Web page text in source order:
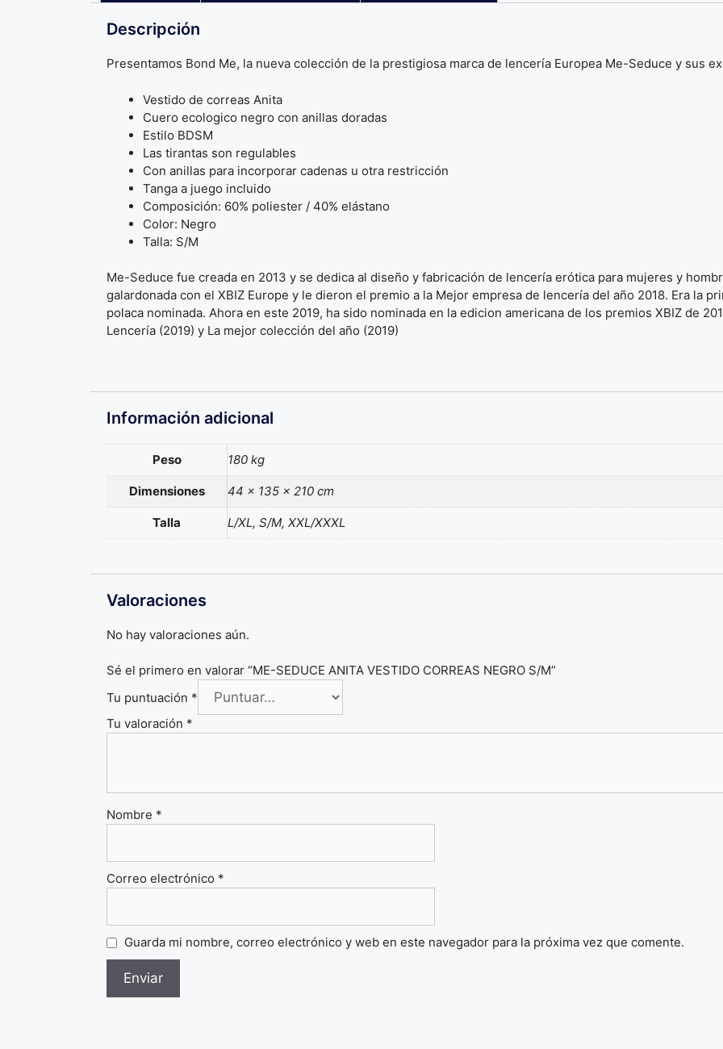
Descripción
Presentamos Bond Me, la nueva colección de la prestigiosa marca de lencería Europea Me-Seduce y sus
Vestido de correas Anita
Cuero ecologico negro con anillas doradas
Estilo BDSM
Las tirantas son regulables
Con anillas para incorporar cadenas u otra restricción
Tanga a juego incluido
Composición: 60% poliester / 40% elástano
Color: Negro
Talla: S/M
Me-Seduce fue creada en 2013 y se dedica al diseño y fabricación de lencería erótica para mujeres y
galardonada con el XBIZ Europe y le dieron el premio a la Mejor empresa de lencería del año 2018. Era la
polaca nominada. Ahora en este 2019, ha sido nominada en la edicion americana de los premios XBIZ de
Lencería (2019) y La mejor colección del año (2019)
Información adicional
Peso 180 kg
Dimensiones 44 × 135 × 210 cm
Talla L/XL, S/M, XXL/XXXL
Valoraciones
No hay valoraciones aún.
Sé el primero en valorar “ME-SEDUCE ANITA VESTIDO CORREAS NEGRO S/M”
Tu puntuación *
Tu valoración *
Nombre *
Correo electrónico *
Guarda mi nombre, correo electrónico y web en este navegador para la próxima vez que comente.